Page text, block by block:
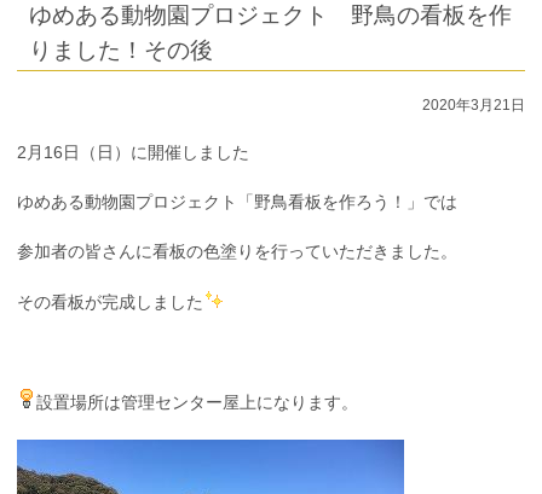
ゆめある動物園プロジェクト 野鳥の看板を作
りました！その後
2020年3月21日
2月16日（日）に開催しました
ゆめある動物園プロジェクト「野鳥看板を作ろう！」では
参加者の皆さんに看板の色塗りを行っていただきました。
その看板が完成しました
設置場所は管理センター屋上になります。